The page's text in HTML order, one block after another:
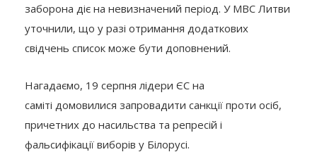
заборона діє на невизначений період. У МВС Литви
уточнили, що у разі отримання додаткових
свідчень список може бути доповнений.
Нагадаємо, 19 серпня лідери ЄС на
саміті домовилися запровадити санкції проти осіб,
причетних до насильства та репресій і
фальсифікації виборів у Білорусі.